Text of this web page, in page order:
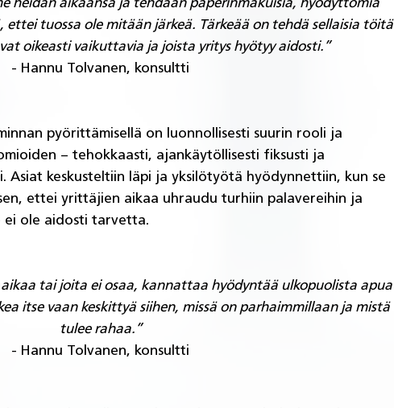
heidän aikaansa ja tehdään paperinmakuisia, hyödyttömiä
tuossa ole mitään järkeä. Tärkeää on tehdä sellaisia töitä
oikeasti vaikuttavia ja joista yritys hyötyy aidosti.”
- Hannu Tolvanen, konsultti
pyörittämisellä on luonnollisesti suurin rooli ja
– tehokkaasti, ajankäytöllisesti fiksusti ja
Asiat keskusteltiin läpi ja yksilötyötä hyödynnettiin, kun se
ettei yrittäjien aikaa uhraudu turhiin palavereihin ja
ei ole aidosti tarvetta.
aikaa tai joita ei osaa, kannattaa hyödyntää ulkopuolista apua
itse vaan keskittyä siihen, missä on parhaimmillaan ja mistä
tulee rahaa.”
- Hannu Tolvanen, konsultti